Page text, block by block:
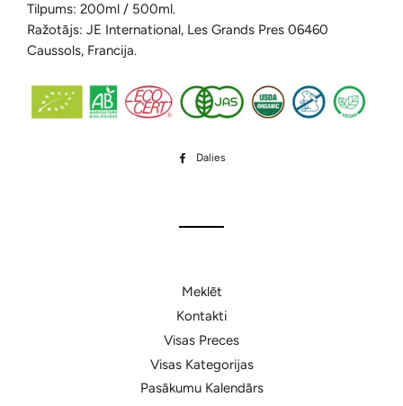
Tilpums: 200ml / 500ml.
Ražotājs: JE International, Les Grands Pres 06460
Caussols, Francija.
Dalies
Meklēt
Kontakti
Visas Preces
Visas Kategorijas
Pasākumu Kalendārs